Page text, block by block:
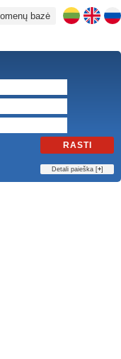
bazė
RASTI
Detali paieška [+]